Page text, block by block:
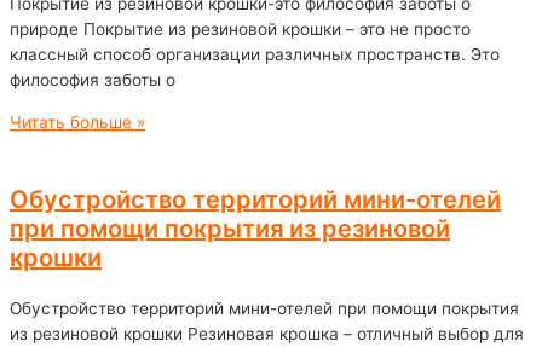
природе Покрытие из резиновой крошки – это не просто
классный способ организации различных пространств. Это
философия заботы о
Читать больше »
Обустройство территорий мини-отелей
при помощи покрытия из резиновой
крошки
Обустройство территорий мини-отелей при помощи покрытия
из резиновой крошки Резиновая крошка – отличный выбор для